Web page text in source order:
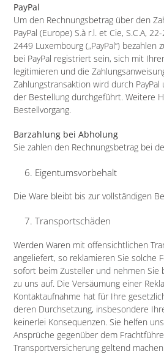
PayPal
Um den Rechnungsbetrag über den
PayPal (Europe) S.à r.l. et Cie, S.C.A,
2449 Luxembourg („PayPal“) bezahlen
bei PayPal registriert sein, sich mit
legitimieren und die
Zahlungstransaktion wird durch
der Bestellung durchgeführt. Weitere
Bestellvorgang.
Barzahlung bei Abholung
Sie zahlen den Rechnungsbetrag bei
Eigentumsvorbehalt​​​​​​​
Die Ware bleibt bis zur vollständigen
Transportschäden​​​​​​​
Werden Waren mit offensichtlichen
angeliefert, so reklamieren Sie solche
sofort beim Zusteller und nehmen Sie
zu uns auf. Die Versäumung einer
Kontaktaufnahme hat für Ihre
deren Durchsetzung, insbesondere
keinerlei Konsequenzen. Sie helfen
Ansprüche gegenüber dem
Transportversicherung geltend